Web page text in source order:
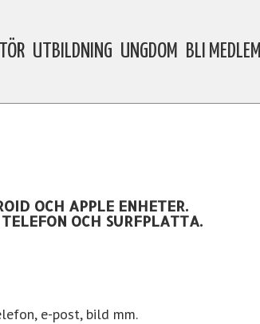
UTBILDNING UNGDOM BLI MEDLEM
OCH APPLE ENHETER.
OCH SURFPLATTA.
e-post, bild mm.